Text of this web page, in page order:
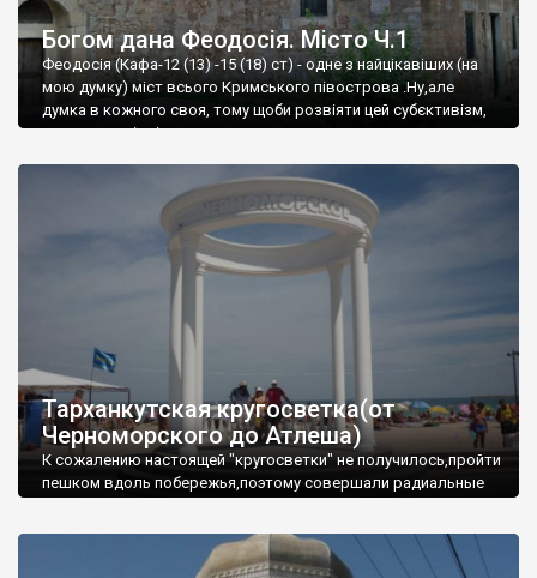
Богом дана Феодосія. Місто Ч.1
Феодосія (Кафа-12 (13) -15 (18) ст) - одне з найцікавіших (на
мою думку) міст всього Кримського півострова .Ну,але
думка в кожного своя, тому щоби розвіяти цей субєктивізм,
запрошую відвідати це
Тарханкутская кругосветка(от
Черноморского до Атлеша)
К сожалению настоящей "кругосветки" не получилось,пройти
пешком вдоль побережья,поэтому совершали радиальные